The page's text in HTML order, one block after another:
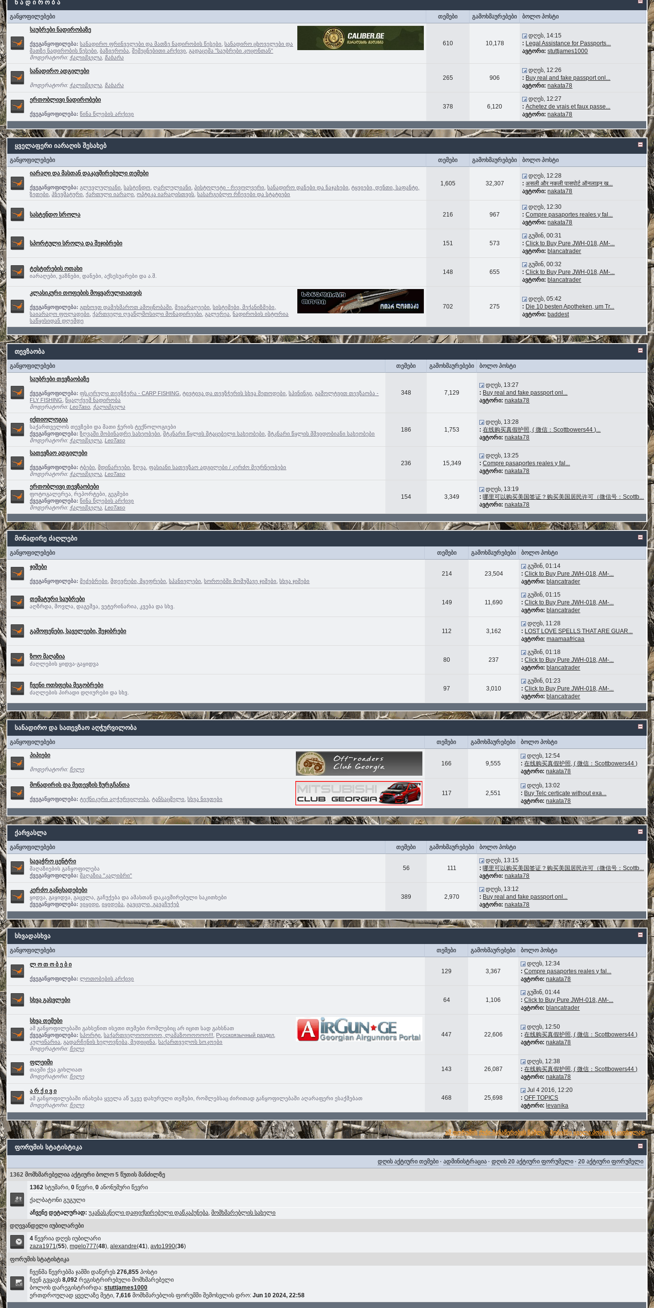
ნ ა დ ი რ ო ბ ა
განყოფილებები თემები გამოხმაურებები
ბოლო პოსტი
საუბრები ნადირობაზე
ქვეგანყოფილება: სანადირო ფრინველები და მათზე ნადირობის წესები ,სანადირო ცხოველები და
მათზე ნადირობის წესები ,ბაზიერობა ,შემეცნებითი არქივი ,გადაცემა ”საუბრები კოცონთან”
მოდერატორი: ჭალიმგელა ზახარა
610 10,178
დღეს, 14:15
: Legal Assistance for Passports...
ავტორი: stuttjames1000
სანადირო ადგილები
მოდერატორი: ჭალიმგელა ზახარა
265 906
დღეს, 12:26
: Buy real and fake passport onl...
ავტორი: nakata78
ერთობლივი ნადირობები
ქვეგანყოფილება: წინა წლების არქივი
378 6,120
დღეს, 12:27
: Achetez de vrais et faux passe...
ავტორი: nakata78
ყველაფერი იარაღის შესახებ
განყოფილებები თემები გამოხმაურებები
ბოლო პოსტი
იარაღი და მასთან დაკავშირებული თემები
ქვეგანყოფილება: გლუვლულიანი ,სასტენდო ,ღარლულიანი ,პისტოლეტი - რევოლვერი ,სანადირო დანები და ნაჯახები ,ტყვიები, დენთი, საფანტი,
ზეთები ,პნევმატური ,ქართული იარაღი ,ოპტიკა იარაღისთვის ,სასარგებლო რჩევები და სტატიები
1,605 32,307
დღეს, 12:28
: असली और नकली पासपोर्ट ऑनलाइन ख...
ავტორი: nakata78
სასტენდო სროლა 216 967
დღეს, 12:30
: Compre pasaportes reales y fal...
ავტორი: nakata78
სპორტული სროლა და შეჯიბრები 151 573
გუშინ, 00:31
: Click to Buy Pure JWH-018, AM-...
ავტორი: blancatrader
ტესტირების ოთახი
იარაღები, ვაზნები, დანები, აქსესუარები და ა.შ.
148 655
გუშინ, 00:32
: Click to Buy Pure JWH-018, AM-...
ავტორი: blancatrader
კლასიკური თოფების მოყვარულთათვის
ქვეგანყოფილება: გთხოვთ დამეხმაროთ ამოცნობაში ,მეიარაღეები ,სისტემები, მექანიზმები,
საიარაღო ფოლადები ,ქართველი ღვაწლმოსილი მონადირეები ,გალერეა ,ნადირობის ისტორია
საწყისიდან დღემდე
702 275
დღეს, 05:42
: Die 10 besten Apotheken, um Tr...
ავტორი: baddest
თევზაობა
განყოფილებები თემები გამოხმაურებები
ბოლო პოსტი
საუბრები თევზაობაზე
ქვეგანყოფილება: ფსკერული თევზჭერა - CARP FISHING ,ტივტივა და თევზჭერის სხვა მეთოდები ,სპინინგი ,გაშოლტვით თევზაობა -
FLY FISHING ,წყალქვეშ ნადირობა
მოდერატორი:LeoTaso ჭალიმგელა
348 7,129
დღეს, 13:27
: Buy real and fake passport onl...
ავტორი: nakata78
იქთიოლოგია
საქართველოს თევზები და მათი ჭერის ტექნოლოგიები
ქვეგანყოფილება: ზღვაში მობინადრე სახეობები ,მტკნარი წყლის მტაცებელი სახეობები ,მტკნარი წყლის მშვიდობიანი სახეობები
მოდერატორი: ჭალიმგელა ,LeoTaso
186 1,753
დღეს, 13:28
: 在线购买真假护照, ( 微信：Scottbowers44 )...
ავტორი: nakata78
სათევზაო ადგილები
ქვეგანყოფილება: ტბები ,მდინარეები ,ზღვა ,ფასიანი სათევზაო ადგილები / კერძო მეურნეობები
მოდერატორი: ჭალიმგელა ,LeoTaso
236 15,349
დღეს, 13:25
: Compre pasaportes reales y fal...
ავტორი: nakata78
ერთობლივი თევზაობები
ფოტოგალერეა, რეპორტები, გეგმები
ქვეგანყოფილება: წინა წლების არქივი
მოდერატორი: ჭალიმგელა ,LeoTaso
154 3,349
დღეს, 13:19
: 哪里可以购买美国签证？购买美国居民许可（微信号：Scottb...
ავტორი: nakata78
მონადირე ძაღლები
განყოფილებები თემები გამოხმაურებები ბოლო პოსტი
ჯიშები
ქვეგანყოფილება: მეძებრები ,მდევრები, მყეფრები ,სპანიელები ,სოროებში მომუშავე ჯიშები ,სხვა ჯიშები
214 23,504
გუშინ, 01:14
: Click to Buy Pure JWH-018, AM-...
ავტორი: blancatrader
თემატური საუბრები
აღზრდა, მოვლა, დაგეშვა, ვეტერინარია, კვება და სხვ.
149 11,690
გუშინ, 01:15
: Click to Buy Pure JWH-018, AM-...
ავტორი: blancatrader
გამოფენები, საველეები, შეჯიბრები 112 3,162
დღეს, 11:28
: LOST LOVE SPELLS THAT ARE GUAR...
ავტორი: maamaafricaa
ზოო მაღაზია
ძაღლების ყიდვა-გაყიდვა
80 237
გუშინ, 01:18
: Click to Buy Pure JWH-018, AM-...
ავტორი: blancatrader
ჩვენი ოთხფეხა მეგობრები
ძაღლების პირადი დღიურები და სხვ.
97 3,010
გუშინ, 01:23
: Click to Buy Pure JWH-018, AM-...
ავტორი: blancatrader
სანადირო და სათევზაო აღჭურვილობა
განყოფილებები თემები გამოხმაურებები
ბოლო პოსტი
პიპიები
მოდერატორი: ჩელე
166 9,555
დღეს, 12:54
: 在线购买真假护照, ( 微信：Scottbowers44 )
ავტორი: nakata78
მონადირის და მეთევზის ზურგჩანთა
ქვეგანყოფილება: ტექნიკური აღჭურვილობა ,ტანსაცმელი ,სხვა ნივთები
117 2,551
დღეს, 13:02
: Buy Telc certicate without exa...
ავტორი: nakata78
ქარვასლა
განყოფილებები თემები გამოხმაურებები ბოლო პოსტი
სავაჭრო ცენტრი
მაღაზიების განყოფილება
ქვეგანყოფილება: მაღაზია "კალიბრი"
56 111
დღეს, 13:15
: 哪里可以购买美国签证？购买美国居民许可（微信号：Scottb...
ავტორი: nakata78
კერძო განცხადებები
ყიდვა, გაყიდვა, გაცვლა, გაჩუქება და ამასთან დაკავშირებული საკითხები
ქვეგანყოფილება: ვიყიდი ,იყიდება ,გავცვლი, გავაჩუქებ
389 2,970
დღეს, 13:12
: Buy real and fake passport onl...
ავტორი: nakata78
სხვადასხვა
განყოფილებები თემები გამოხმაურებები ბოლო პოსტი
ლ ო თ ო ბ ე ბ ი
ქვეგანყოფილება: ლოთობების არქივი
129 3,367
დღეს, 12:34
: Compre pasaportes reales y fal...
ავტორი: nakata78
სხვა გასვლები 64 1,106
გუშინ, 01:44
: Click to Buy Pure JWH-018, AM-...
ავტორი: blancatrader
სხვა თემები
ამ განყოფილებაში გახსენით ისეთი თემები რომლებიც არ იცით სად გახსნათ
ქვეგანყოფილება: სპორტი ,საქართველოოოოოო, ლამაზოოოოოო!!! Русскоязычный раздел
კულინარია ,გადარჩენის ხელოვნება, მედიცინა ,საქართველოს სოკოები
მოდერატორი: ჩელე
447 22,606
დღეს, 12:50
: 在线购买真假护照, ( 微信：Scottbowers44 )
ავტორი: nakata78
ფლეიმი
თავში ქვა გიხლიათ
მოდერატორი: ჩელე
143 26,087
დღეს, 12:38
: 在线购买真假护照, ( 微信：Scottbowers44 )
ავტორი: nakata78
ა რ ქ ი ვ ი
ამ განყოფილებაში ინახება ყველა აწ უკვე დახურული თემები, რომლებსაც ძირითად განყოფილებაში აღარაფერი ესაქმებათ
მოდერატორი: ჩელე
468 25,698
Jul 4 2016, 12:20
: OFF TOPICS
ავტორი: levanika
ამ ფორუმის ქუქი-ჩანაწერების წაშლა·მონიშნე ყველა პოსტი წაკითხულად
ფორუმის სტატისტიკა
დღის აქტიური თემები ·ადმინისტრაცია ·დღის 20 აქტიური ფორუმელი ·20 აქტიური ფორუმელი
1362 მომხმარებელია აქტიური ბოლო 5 წუთის მანძილზე
1362 სტუმარი,0 წევრი,0 ანონუმური წევრი
ქალბატონი გუგული
აჩვენე დეტალურად: უკანასკნელი დაფიქსირებული დაწკაპუნება,მომხმარებლის სახელი
დღევანდელი იუბილარები
4 წევრია დღეს იუბილარი
zaza1971(55),mgelo777(48),alexandre(41),avto1990(36)
ფორუმის სტატისტიკა
ჩვენმა წევრებმა ჯამში დაწერეს276,855 პოსტი
ჩვენ გვყავს8,092 რეგისტრირებული მომხმარებელი
ბოლოს დარეგისტრირდა:stuttjames1000
ერთდროულად ყველაზე მეტი,7,616 მომხმარებლის ფორუმში შემოსვლის დრო:Jun 10 2024, 22:58